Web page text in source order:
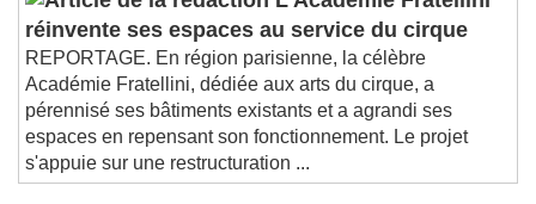
L'Académie Fratellini
réinvente ses espaces au service du cirque
REPORTAGE. En région parisienne, la célèbre
Académie Fratellini, dédiée aux arts du cirque, a
pérennisé ses bâtiments existants et a agrandi ses
espaces en repensant son fonctionnement. Le projet
s'appuie sur une restructuration ...